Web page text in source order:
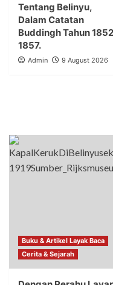
Tentang Belinyu,
Dalam Catatan
Buddingh Tahun
1857.
Admin 9 August 2026
Buku & Artikel Layak Baca
Cerita & Sejarah